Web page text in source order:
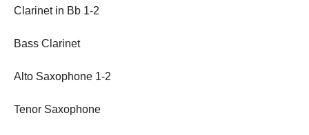
Clarinet in Bb 1-2
Bass Clarinet
Alto Saxophone 1-2
Tenor Saxophone